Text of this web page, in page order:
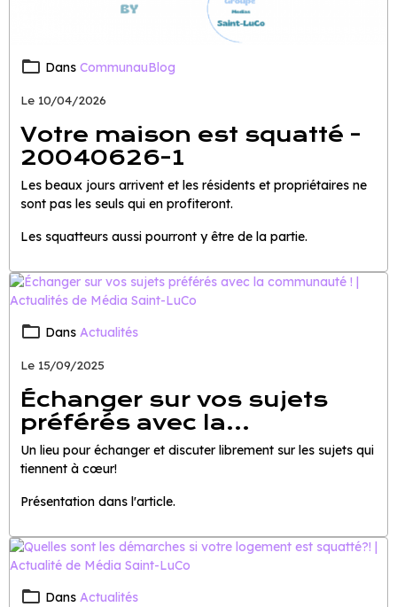
Dans CommunauBlog
Le 10/04/2026
Votre maison est squatté -
20040626-1
Les beaux jours arrivent et les résidents et propriétaires ne
sont pas les seuls qui en profiteront.
Les squatteurs aussi pourront y être de la partie.
Dans Actualités
Le 15/09/2025
Échanger sur vos sujets
préférés avec la
communauté !
Un lieu pour échanger et discuter librement sur les sujets qui
tiennent à cœur!
Présentation dans l'article.
Dans Actualités